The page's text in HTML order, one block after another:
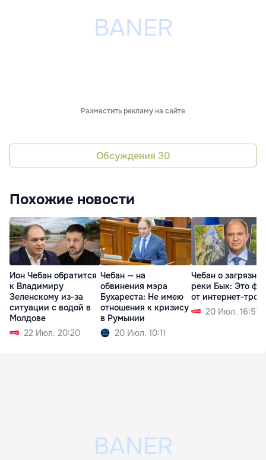
Разместить рекламу на сайте
Обсуждения 30
Похожие новости
Ион Чебан обратится
к Владимиру
Зеленскому из-за
ситуации с водой в
Молдове
22 Июл. 20:20
Чебан — на
обвинения мэра
Бухареста: Не имею
отношения к кризису
в Румынии
20 Июл. 10:11
Чебан о
реки Бык: Это
от интернет-
20 Июл. 16:57